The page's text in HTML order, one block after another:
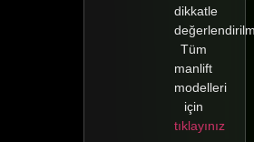
dikkatle
Tüm
manlift
modelleri
için
tıklayınız